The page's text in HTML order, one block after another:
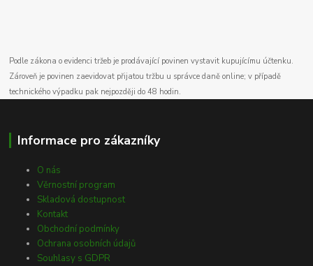
Podle zákona o evidenci tržeb je prodávající povinen vystavit kupujícímu účtenku.
Zároveň je povinen zaevidovat přijatou tržbu u správce daně online; v případě
technického výpadku pak nejpozději do 48 hodin.
Informace pro zákazníky
O nás
Věrnostní program
Skladová dostupnost
Kontakt
Obchodní podmínky
Ochrana osobních údajů
Souhlasy s GDPR